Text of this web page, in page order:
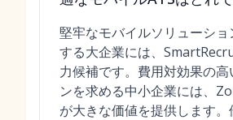
堅牢なモバイルソリューショ
する大企業には、
力候補です。費用対効果の高
ンを求める中小企業には、
が大きな価値を提供します。